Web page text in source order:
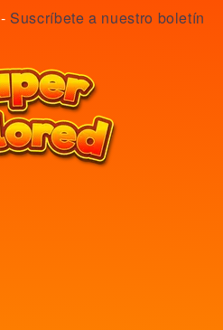
-Suscríbete a nuestro boletín